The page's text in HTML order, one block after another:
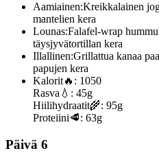
Aamiainen:Kreikkalainen
mantelien kera
Lounas:Falafel-wrap
täysjyvätortillan kera
Illallinen:Grillattua kanaa
papujen kera
Kalorit🔥: 1050
Rasva 💧: 45g
Hiilihydraatit🌾: 95g
Proteiini🥩: 63g
Päivä 6